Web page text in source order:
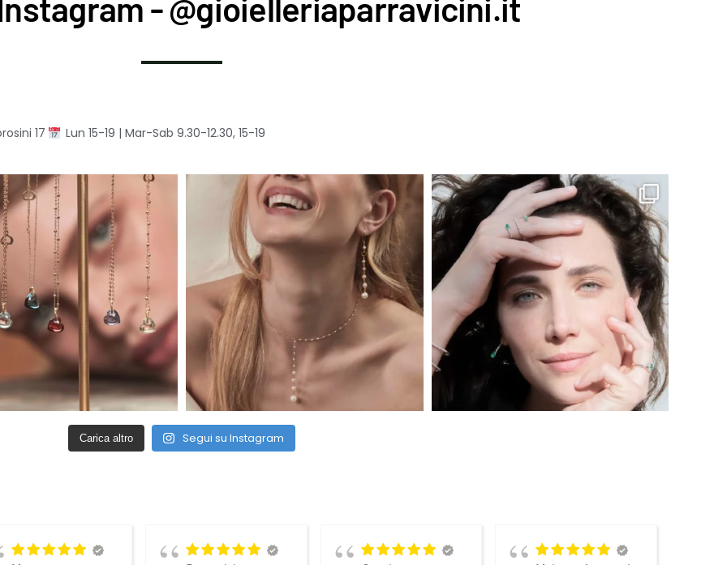
17 Lun 15-19 | Mar-Sab 9.30-12.30, 15-19
Carica altro Segui su Instagram